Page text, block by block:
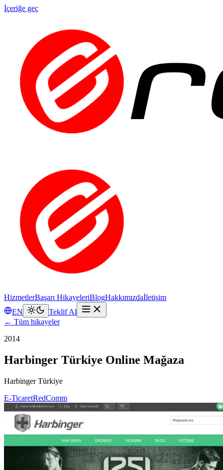
İçeriğe geç
HizmetlerBaşarı HikayeleriBlogHakkımızdaİletişim
EN
Teklif Al
← Tüm hikayeler
2014
Harbinger Türkiye Online Mağaza
Harbinger Türkiye
E-TicaretRedComm